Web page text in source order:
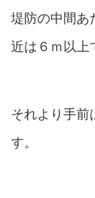
堤防の中間あ
近は６ｍ以上
それより手前
す。